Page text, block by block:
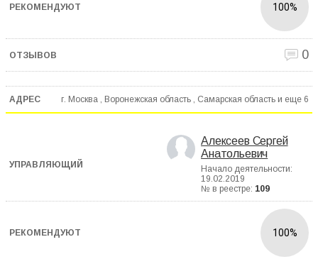
100%
0
г. Москва , Воронежская область , Самарская область и еще 6
Алексеев Сергей
Анатольевич
Начало деятельности:
19.02.2019
№ в реестре: 109
100%